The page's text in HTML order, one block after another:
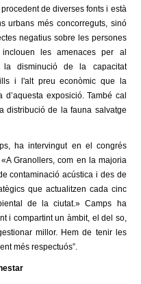
de diverses fonts i està
urbans més concorreguts, sinó
negatius sobre les persones
les amenaces per al
la disminució de la capacitat
i l'alt preu econòmic que la
exposició. També cal
distribució de la fauna salvatge
ha intervingut en el congrés
Granollers, com en la majoria
contaminació acústica i des de
que actualitzen cada cinc
de la ciutat.» Camps ha
i compartint un àmbit, el del so,
millor. Hem de tenir les
més respectuós”.